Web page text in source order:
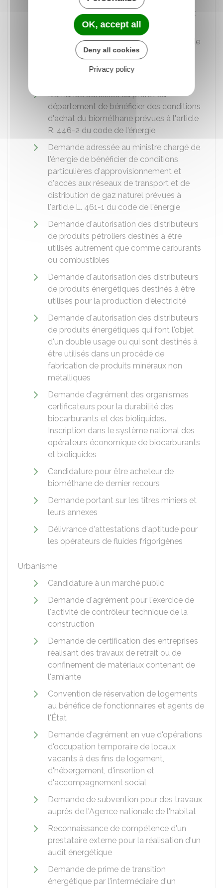
administrative d'exercer l'activité d'achat
d'électricité pour revente
Demande adressée au ministre chargé de
l'énergie de délivrance de l'autorisation
administrative d'exercer l'activité de
Demande adressée au préfet du
département de bénéficier des conditions
d'achat du biométhane prévues à l'article
R. 446-2 du code de l'énergie
Demande adressée au ministre chargé de
l'énergie de bénéficier de conditions
particulières d'approvisionnement et
d'accès aux réseaux de transport et de
distribution de gaz naturel prévues à
l'article L. 461-1 du code de l'énergie
Demande d'autorisation des distributeurs
de produits pétroliers destinés à être
utilisés autrement que comme carburants
ou combustibles
Demande d'autorisation des distributeurs
de produits énergétiques destinés à être
utilisés pour la production d'électricité
Demande d'autorisation des distributeurs
de produits énergétiques qui font l'objet
d'un double usage ou qui sont destinés à
être utilisés dans un procédé de
fabrication de produits minéraux non
métalliques
Demande d'agrément des organismes
certificateurs pour la durabilité des
biocarburants et des bioliquides.
Inscription dans le système national des
opérateurs économique de biocarburants
et bioliquides
Candidature pour être acheteur de
biométhane de dernier recours
Demande portant sur les titres miniers et
leurs annexes
Délivrance d'attestations d'aptitude pour
les opérateurs de fluides frigorigènes
Urbanisme
Candidature à un marché public
Demande d'agrément pour l'exercice de
l'activité de contrôleur technique de la
construction
Demande de certification des entreprises
réalisant des travaux de retrait ou de
confinement de matériaux contenant de
l'amiante
Convention de réservation de logements
au bénéfice de fonctionnaires et agents de
l'État
Demande d'agrément en vue d'opérations
d'occupation temporaire de locaux
vacants à des fins de logement,
d'hébergement, d'insertion et
d'accompagnement social
Demande de subvention pour des travaux
auprès de l'Agence nationale de l'habitat
Reconnaissance de compétence d'un
prestataire externe pour la réalisation d'un
audit énergétique
Demande de prime de transition
énergétique par l'intermédiaire d'un
OK, accept all
Deny all cookies
Privacy policy